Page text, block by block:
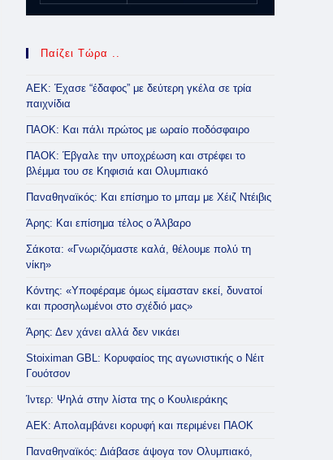
Παίζει Τώρα ..
ΑΕΚ: Έχασε “έδαφος” με δεύτερη γκέλα σε τρία
παιχνίδια
ΠΑΟΚ: Και πάλι πρώτος με ωραίο ποδόσφαιρο
ΠΑΟΚ: Έβγαλε την υποχρέωση και στρέφει το
βλέμμα του σε Κηφισιά και Ολυμπιακό
Παναθηναϊκός: Και επίσημο το μπαμ με Χέιζ Ντέιβις
Άρης: Και επίσημα τέλος ο Άλβαρο
Σάκοτα: «Γνωριζόμαστε καλά, θέλουμε πολύ τη
νίκη»
Κόντης: «Υποφέραμε όμως είμασταν εκεί, δυνατοί
και προσηλωμένοι στο σχέδιό μας»
Άρης: Δεν χάνει αλλά δεν νικάει
Stoiximan GBL: Κορυφαίος της αγωνιστικής ο Νέιτ
Γουότσον
Ίντερ: Ψηλά στην λίστα της ο Κουλιεράκης
ΑΕΚ: Απολαμβάνει κορυφή και περιμένει ΠΑΟΚ
Παναθηναϊκός: Διάβασε άψογα τον Ολυμπιακό,